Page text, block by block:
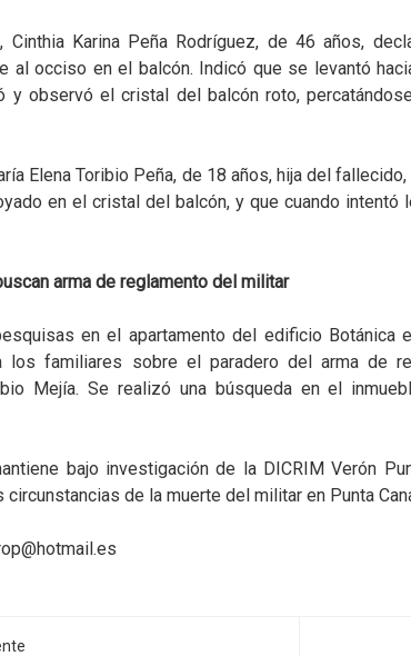
Cinthia Karina Peña Rodríguez, de 46 años,
al occiso en el balcón. Indicó que se levantó
y observó el cristal del balcón roto,
Elena Toribio Peña, de 18 años, hija del
en el cristal del balcón, y que cuando
arma de reglamento del militar
en el apartamento del edificio Botánica
los familiares sobre el paradero del arma de
Mejía. Se realizó una búsqueda en el
bajo investigación de la DICRIM Verón
de la muerte del militar en Punta